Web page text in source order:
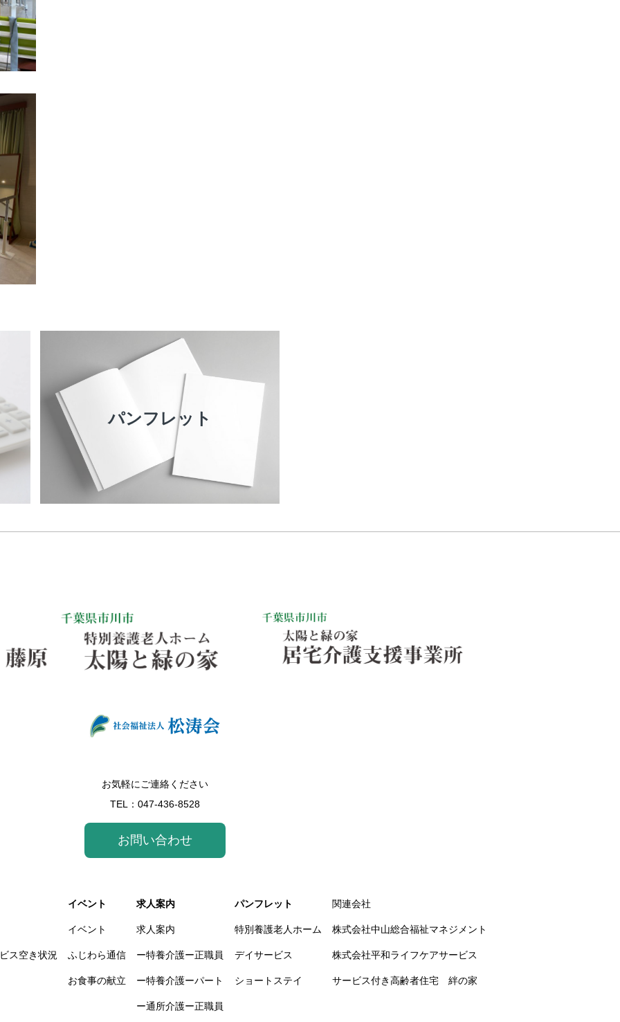
パンフレット
お気軽にご連絡ください
TEL： 047-436-8528
お問い合わせ
ス空き状況
イベント
イベント
ふじわら通信
お食事の献立
求人案内
求人案内
ー特養介護ー正職員
ー特養介護ーパート
ー通所介護ー正職員
パンフレット
特別養護老人ホーム
デイサービス
ショートステイ
関連会社
株式会社中山総合福祉マネジメント
株式会社平和ライフケアサービス
サービス付き高齢者住宅 絆の家